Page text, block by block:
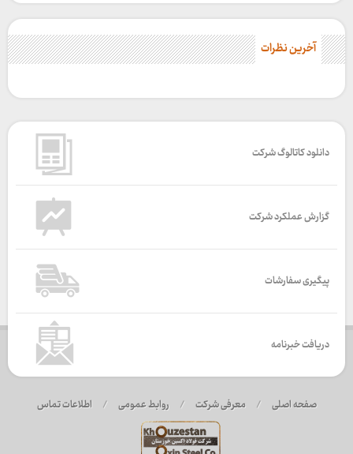
آخرین نظرات
دانلود کاتالوگ شرکت
گزارش عملکرد شرکت
پیگیری سفارشات
دریافت خبرنامه
صفحه اصلی / معرفی شرکت / روابط عمومی / اطلاعات تماس